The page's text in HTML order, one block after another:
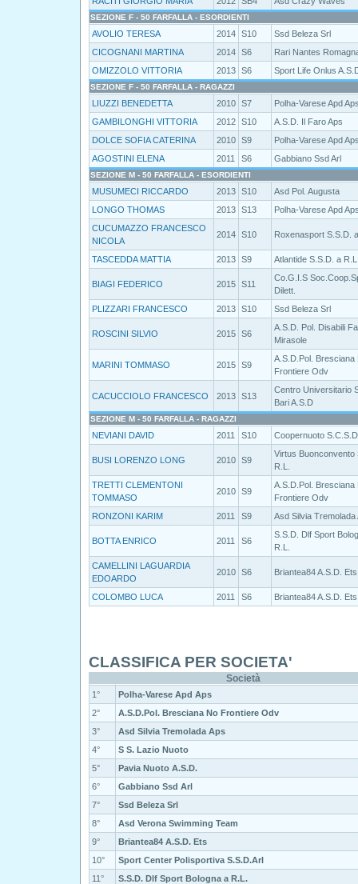
SEZIONE F - 50 FARFALLA - ESORDIENTI
AVOLIO TERESA 2014 S10
Ssd Beleza Srl
CICOGNANI MARTINA
2014 S6
Rari Nantes
OMIZZOLO VITTORIA
2013 S6 Sport Life Onlus
SEZIONE F - 50 FARFALLA - RAGAZZI
LIUZZI BENEDETTA 2010 S7
Polha-Varese Apd
GAMBILONGHI VITTORIA
2012 S10
A.S.D. Il Faro Aps
DOLCE SOFIA CATERINA
2010 S9
Polha-Varese Apd
AGOSTINI ELENA
2011 S6 Gabbiano Ssd Arl
SEZIONE M - 50 FARFALLA - ESORDIENTI
MUSUMECI RICCARDO 2013 S10
Asd Pol. Augusta
LONGO THOMAS
2013 S13
Polha-Varese Apd
CUCUMAZZO FRANCESCO
NICOLA
2014 S10 Roxenasport S.S.D.
TASCEDDA MATTIA 2013 S9 Atlantide S.S.D. a
BIAGI FEDERICO 2015 S11
Co.G.I.S
Dilett.
PLIZZARI FRANCESCO
2013 S10 Ssd Beleza Srl
ROSCINI SILVIO 2015 S6
A.S.D. Pol. Disabili
Mirasole
MARINI TOMMASO 2015 S9
A.S.D.Pol. Bresciana
Frontiere Odv
CACUCCIOLO FRANCESCO 2013 S13
Centro Universitario
Bari A.S.D
SEZIONE M - 50 FARFALLA - RAGAZZI
NEVIANI DAVID 2011 S10 Coopernuoto S.C.S.D
BUSI LORENZO LONG 2010 S9
Virtus Buonconvento
R.L.
TRETTI CLEMENTONI
TOMMASO
2010 S9
A.S.D.Pol. Bresciana
Frontiere Odv
RONZONI KARIM
2011 S9 Asd Silvia Tremolada
BOTTA ENRICO 2011 S6
S.S.D. Dlf Sport
R.L.
CAMELLINI LAGUARDIA
EDOARDO
2010 S6 Briantea84 A.S.D. Ets
COLOMBO LUCA 2011 S6 Briantea84 A.S.D. Ets
CLASSIFICA PER SOCIETA'
Società
1°
Polha-Varese Apd Aps
2°
A.S.D.Pol. Bresciana No Frontiere Odv
3°
Asd Silvia Tremolada Aps
4°
S S. Lazio Nuoto
5°
Pavia Nuoto A.S.D.
6°
Gabbiano Ssd Arl
7°
Ssd Beleza Srl
8°
Asd Verona Swimming Team
9°
Briantea84 A.S.D. Ets
10°
Sport Center Polisportiva S.S.D.Arl
11°
S.S.D. Dlf Sport Bologna a R.L.